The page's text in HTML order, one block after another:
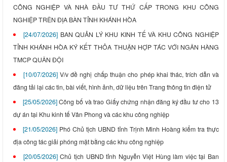
CÔNG NGHIỆP VÀ NHÀ ĐẦU TƯ THỨ CẤP TRONG KHU CÔNG
NGHIỆP TRÊN ĐỊA BÀN TỈNH KHÁNH HÒA
[24/07/2026] BAN QUẢN LÝ KHU KINH TẾ VÀ KHU CÔNG NGHIỆP
TỈNH KHÁNH HÒA KÝ KẾT THỎA THUẬN HỢP TÁC VỚI NGÂN HÀNG
TMCP QUÂN ĐỘI
[10/07/2026] V/v đề nghị chấp thuận cho phép khai thác, trích dẫn và
đăng tải lại các tin, bài viết, hình ảnh, dữ liệu trên Trang thông tin điện tử
[25/05/2026]Công bố và trao Giấy chứng nhận đăng ký đầu tư cho 13
dự án tại Khu kinh tế Vân Phong và các khu công nghiệp
[21/05/2026] Phó Chủ tịch UBND tỉnh Trịnh Minh Hoàng kiểm tra thực
địa công tác giải phóng mặt bằng các khu công nghiệp
[20/05/2026]Chủ tịch UBND tỉnh Nguyễn Việt Hùng làm việc tại Ban